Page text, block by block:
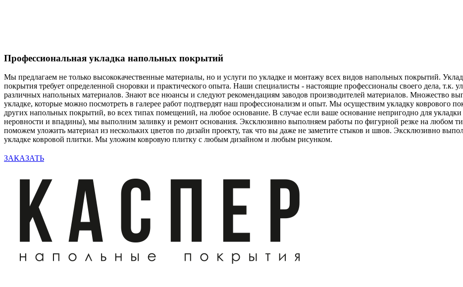
Профессиональная укладка напольных покрытий
Мы предлагаем не только высококачественные материалы, но и услуги по укладке и монтажу всех видов напольных покрытий.
покрытия требует определенной сноровки и практического опыта. Наши специалисты - настоящие профессионалы своего дела, т.к.
различных напольных материалов. Знают все нюансы и следуют рекомендациям заводов производителей материалов. Множество
укладке, которые можно посмотреть в галерее работ подтвердят наш профессионализм и опыт. Мы осуществим укладку коврового
других напольных покрытий, во всех типах помещений, на любое основание. В случае если ваше основание непригодно для укладки
неровности и впадины), мы выполним заливку и ремонт основания. Эксклюзивно выполняем работы по фигурной резке на любом
поможем уложить материал из нескольких цветов по дизайн проекту, так что вы даже не заметите стыков и швов. Эксклюзивно
укладке ковровой плитки. Мы уложим ковровую плитку с любым дизайном и любым рисунком.
ЗАКАЗАТЬ